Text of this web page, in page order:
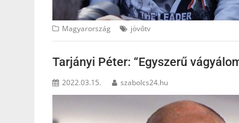
Magyarország jövőtv
Tarjányi Péter: “Egyszerű
2022.03.15. szabolcs24.hu